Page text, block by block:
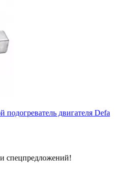
подогреватель двигателя Defa
спецпредложений!